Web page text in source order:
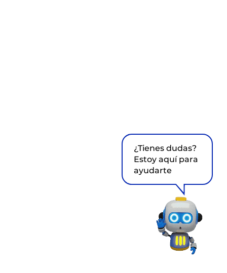
¿Tienes dudas?
Estoy aquí para
ayudarte